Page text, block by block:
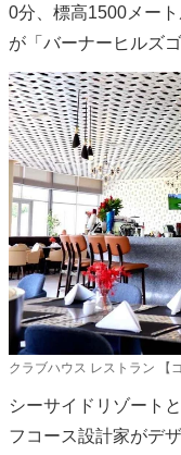
0分、標高1500メー
が「バーナーヒルズ
クラブハウス レストラン 【
シーサイドリゾート
フコース設計家がデ